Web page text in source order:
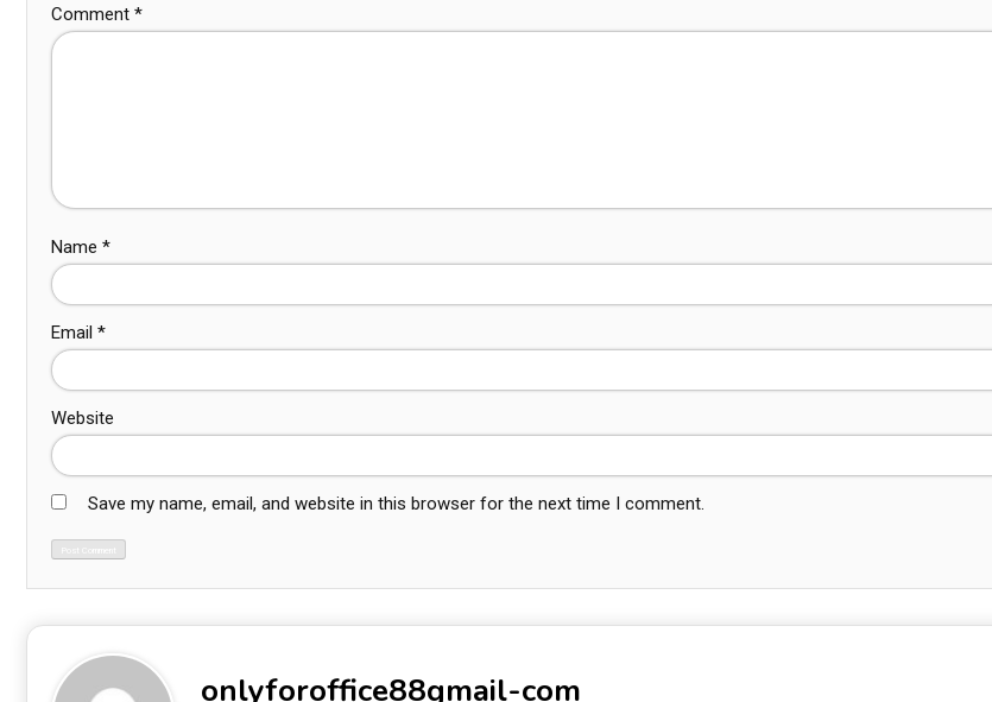
Comment *
Name *
Email *
Website
Save my name, email, and website in this browser for the next time I comment.
onlyforoffice88gmail-com